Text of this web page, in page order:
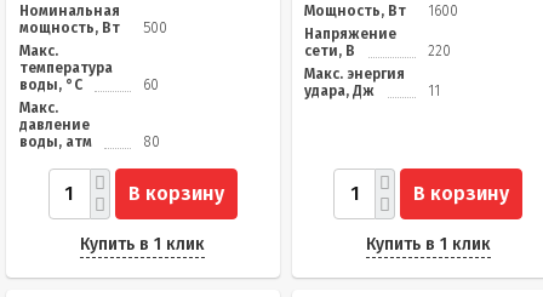
Номинальная
мощность, Вт
500
Макс.
температура
воды, °C
60
Макс.
давление
воды, атм
80
В корзину
Купить в 1 клик
Мощность, Вт
1600
Напряжение
сети, В
220
Макс. энергия
удара, Дж
11
В корзину
Купить в 1 клик